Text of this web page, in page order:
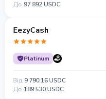
До 97 892 USDC
EezyCash
Platinum
Від 9 790.16 USDC
До 189 530 USDC